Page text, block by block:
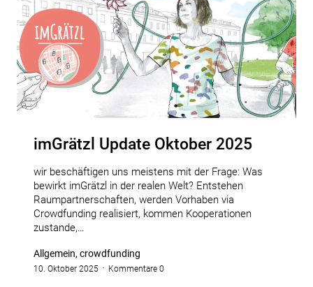
imGrätzl Update Oktober 2025
wir beschäftigen uns meistens mit der Frage: Was
bewirkt imGrätzl in der realen Welt? Entstehen
Raumpartnerschaften, werden Vorhaben via
Crowdfunding realisiert, kommen Kooperationen
zustande,…
Allgemein, crowdfunding
10. Oktober 2025 Kommentare 0